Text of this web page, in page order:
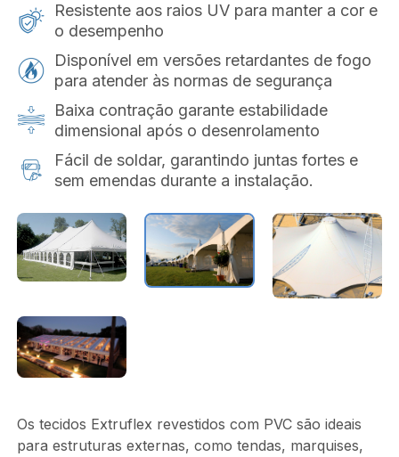
Resistente aos raios UV para manter a cor e
o desempenho
Disponível em versões retardantes de fogo
para atender às normas de segurança
Baixa contração garante estabilidade
dimensional após o desenrolamento
Fácil de soldar, garantindo juntas fortes e
sem emendas durante a instalação.
Os tecidos Extruflex revestidos com PVC são ideais
para estruturas externas, como tendas, marquises,